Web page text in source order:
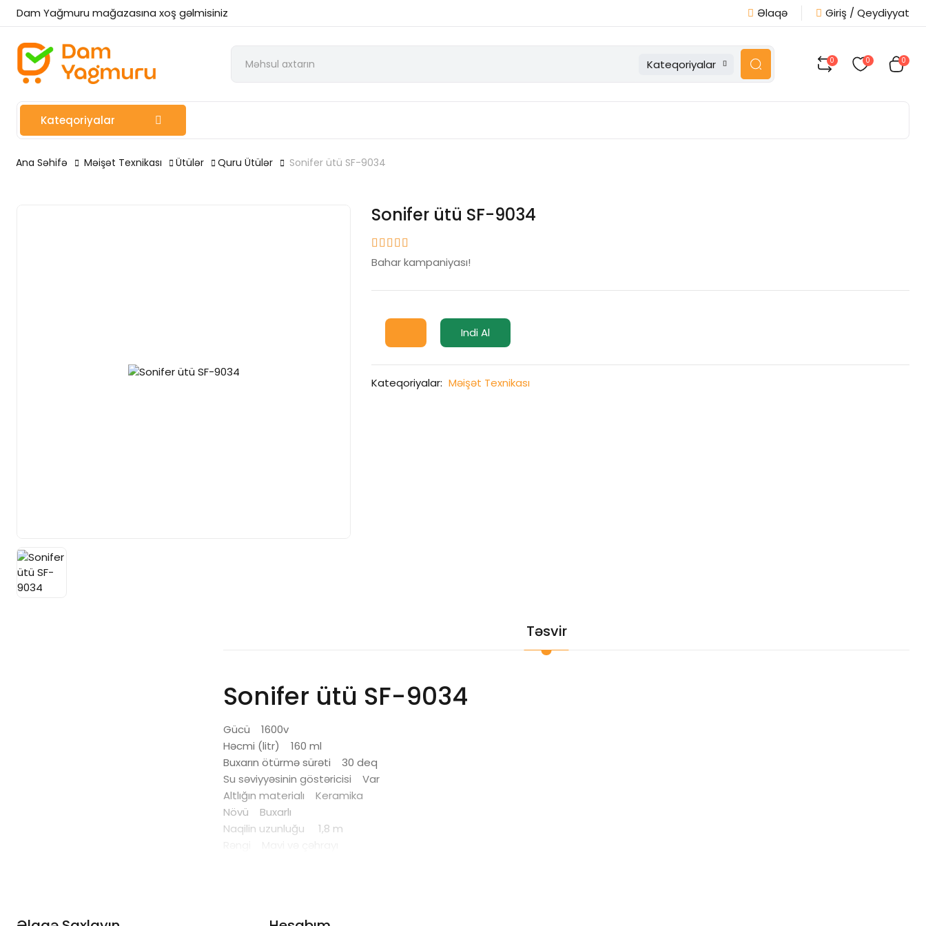
Dam Yağmuru mağazasına xoş gəlmisiniz Əlaqə Giriş / Qeydiyyat
Kateqoriyalar 0 0 0
Kateqoriyalar
Ana Səhifə Məişət Texnikası Ütülər Quru Ütülər Sonifer ütü SF-9034
Sonifer ütü SF-9034
Bahar kampaniyası!
Indi Al
Kateqoriyalar: Məişət Texnikası
Təsvir
Sonifer ütü SF-9034
Gücü 1600v
Həcmi (litr) 160 ml
Buxarın ötürmə sürəti 30 deq
Su səviyyəsinin göstəricisi Var
Altlığın materialı Keramika
Növü Buxarlı
Naqilin uzunluğu 1,8 m